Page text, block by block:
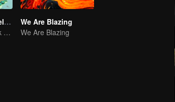
Country Roads Delicious Foods 3
Mind-Blowing "Dark Cuisine" That Defies Taste Buds
We Are Blazing
We Are Blazing